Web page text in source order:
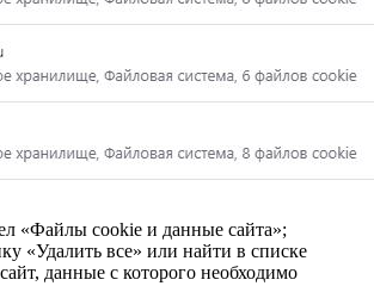
«Файлы сookie и данные сайта»;
«Удалить все» или найти в списке
данные с которого необходимо